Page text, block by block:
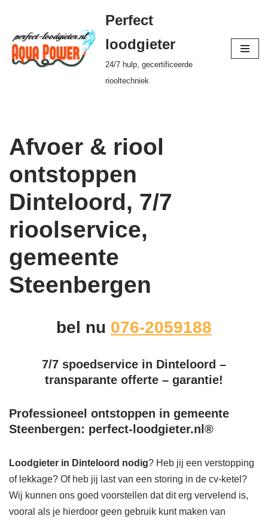
Ga
naar
de
Perfect
loodgieter
24/7 hulp, gecertificeerde
riooltechniek
Afvoer & riool
ontstoppen
Dinteloord, 7/7
rioolservice,
gemeente
Steenbergen
bel nu 076-2059188
7/7 spoedservice in Dinteloord –
transparante offerte – garantie!
Professioneel ontstoppen in gemeente
Steenbergen: perfect-loodgieter.nl®
Loodgieter in Dinteloord nodig? Heb jij een verstopping
of lekkage? Of heb jij last van een storing in de cv-ketel?
Wij kunnen ons goed voorstellen dat dit erg vervelend is,
vooral als je hierdoor geen gebruik kunt maken van